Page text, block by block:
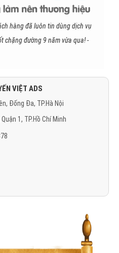
hàng đã luôn tin dùng dịch vụ
chặng đường 9 năm vừa qua! -
VIỆT ADS
Đống Đa, TP.Hà Nội
1, TP.Hồ Chí Minh